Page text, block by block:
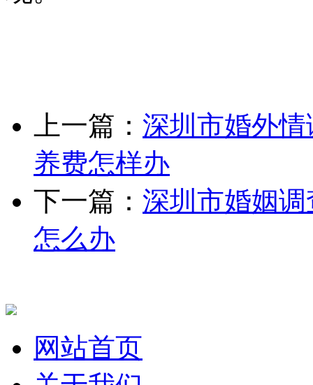
上一篇： 深圳市婚外
养费怎样办
下一篇： 深圳市婚姻
怎么办
网站首页